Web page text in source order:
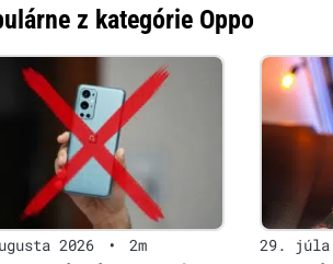
z kategórie Oppo
2026 • 2m 29. júla